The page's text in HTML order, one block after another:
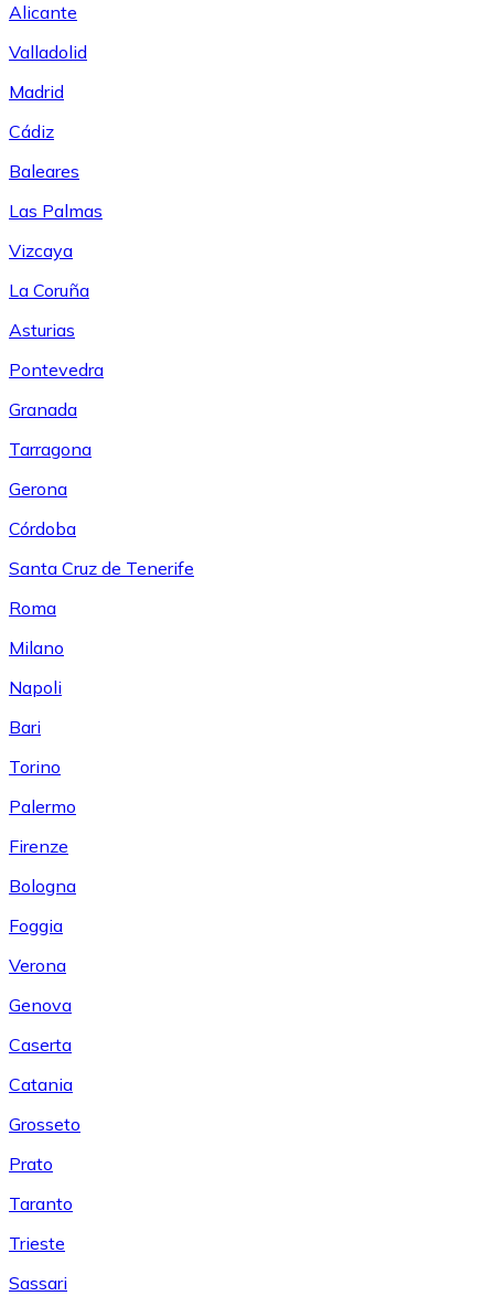
Alicante
Valladolid
Madrid
Cádiz
Baleares
Las Palmas
Vizcaya
La Coruña
Asturias
Pontevedra
Granada
Tarragona
Gerona
Córdoba
Santa Cruz de Tenerife
Roma
Milano
Napoli
Bari
Torino
Palermo
Firenze
Bologna
Foggia
Verona
Genova
Caserta
Catania
Grosseto
Prato
Taranto
Trieste
Sassari